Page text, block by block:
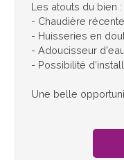
Les atouts du bien :
- Chaudière récente,
- Huisseries en
- Adoucisseur d'eau,
- Possibilité
Une belle